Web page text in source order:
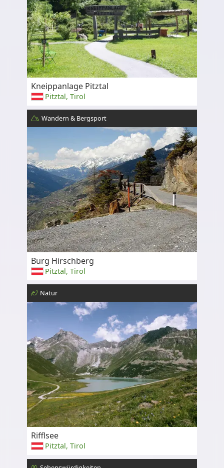
Kneippanlage Pitztal
Pitztal, Tirol
Wandern & Bergsport
Burg Hirschberg
Pitztal, Tirol
Natur
Rifflsee
Pitztal, Tirol